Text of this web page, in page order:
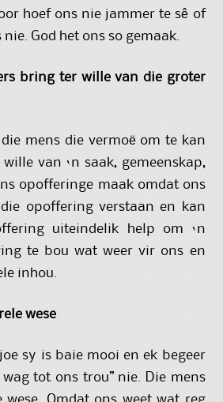
hoef ons nie jammer te sê of
God het ons so gemaak.
bring ter wille van die groter
die mens die vermoë om te kan
van ‘n saak, gemeenskap,
opofferinge maak omdat ons
opoffering verstaan en kan
uiteindelik help om ‘n
te bou wat weer vir ons en
inhou.
wese
sy is baie mooi en ek begeer
tot ons trou” nie. Die mens